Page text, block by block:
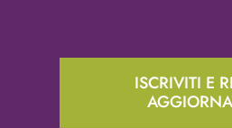
ISCRIVITI E